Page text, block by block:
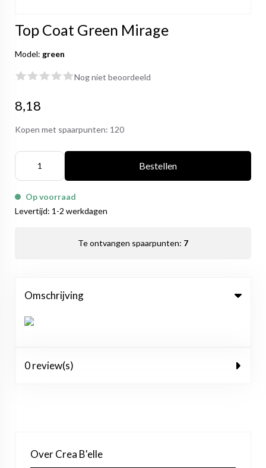
Top Coat Green Mirage
Model: green
Nog niet beoordeeld
8,18
Kopen met spaarpunten: 120
Bestellen
Op voorraad
Levertijd: 1-2 werkdagen
Te ontvangen spaarpunten: 7
Omschrijving
0 review(s)
Over Crea B'elle